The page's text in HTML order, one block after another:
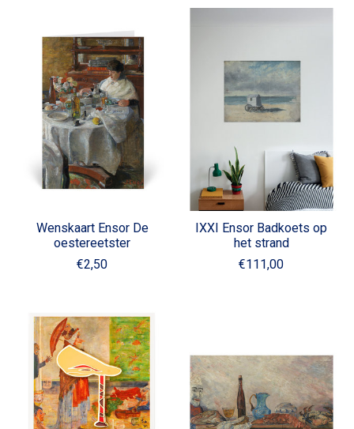
Wenskaart Ensor De
oestereetster
€2,50
IXXI Ensor Badkoets op
het strand
€111,00